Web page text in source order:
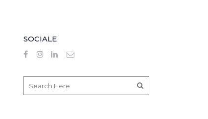
SOCIALE